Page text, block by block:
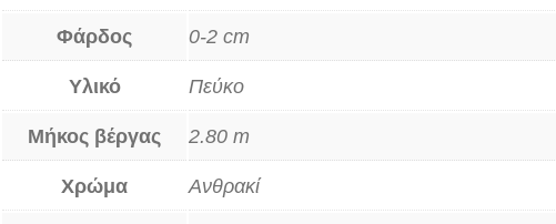
Φάρδος 0-2 cm
Υλικό Πεύκο
Μήκος βέργας 2.80 m
Χρώμα Ανθρακί